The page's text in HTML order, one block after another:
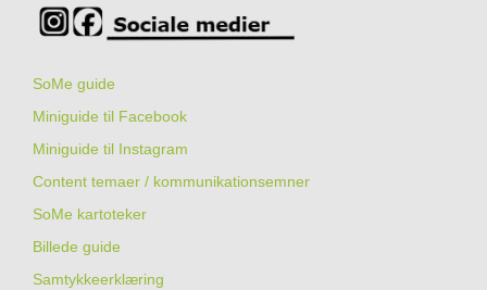
SoMe guide
Miniguide til Facebook
Miniguide til Instagram
Content temaer / kommunikationsemner
SoMe kartoteker
Billede guide
Samtykkeerklæring